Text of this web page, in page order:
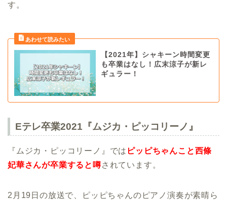
す。
【2021年】シャキーン時間変更
も卒業はなし！広末涼子が新レ
ギュラー！
Eテレ卒業2021『ムジカ・ピッコリーノ』
『ムジカ・ピッコリーノ』では ピッピちゃんこと西條
妃華さんが卒業すると噂されています。
2月19日の放送で、ピッピちゃんのピアノ演奏が素晴ら